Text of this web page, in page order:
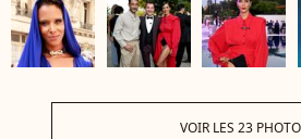
VOIR LES 23